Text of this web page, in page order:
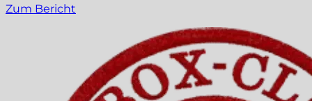
Zum Bericht